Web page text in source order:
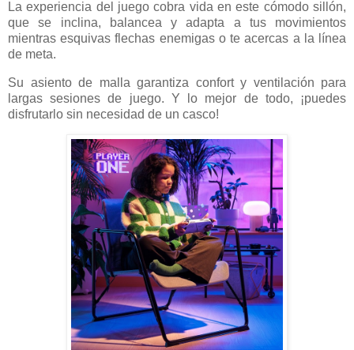
La experiencia del juego cobra vida en este cómodo sillón,
que se inclina, balancea y adapta a tus movimientos
mientras esquivas flechas enemigas o te acercas a la línea
de meta.
Su asiento de malla garantiza confort y ventilación para
largas sesiones de juego. Y lo mejor de todo, ¡puedes
disfrutarlo sin necesidad de un casco!